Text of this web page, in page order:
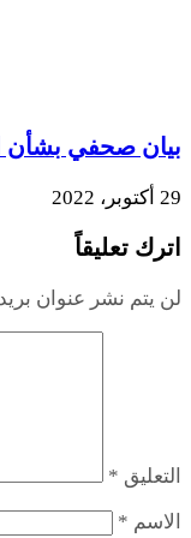
بيان صحفي بشأن
29 أكتوبر، 2022
اترك تعليقاً
لن يتم نشر عنوان
التعليق *
الاسم *